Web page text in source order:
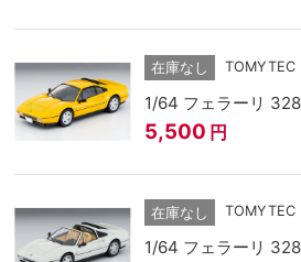
在庫なし TOMYTEC
1/64 フェラーリ 328
5,500 円
在庫なし TOMYTEC
1/64 フェラーリ 328